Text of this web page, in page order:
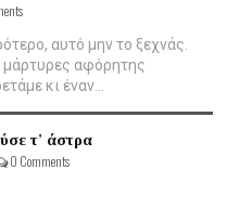
αυτό μην το ξεχνάς.
μάρτυρες αφόρητης
κι έναν...
τ' άστρα
0 Comments